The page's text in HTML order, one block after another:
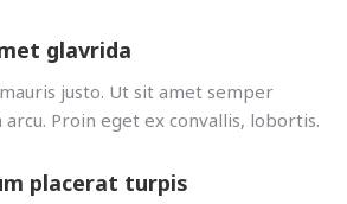
glavrida
justo. Ut sit amet semper
arcu. Proin eget ex convallis, lobortis.
placerat turpis